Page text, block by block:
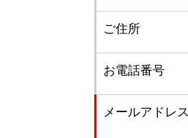
ご住所
お電話番号
メールアドレス